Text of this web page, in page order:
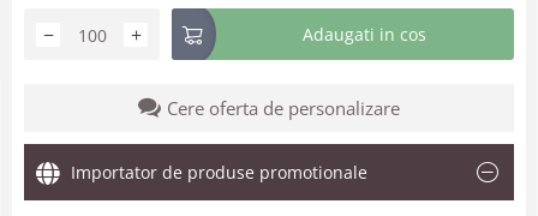
+
− Adaugati in cos
Cere oferta de personalizare
Importator de produse promotionale